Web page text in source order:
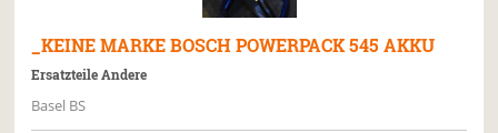
_KEINE MARKE BOSCH POWERPACK 545 AKKU
Ersatzteile Andere
Basel BS